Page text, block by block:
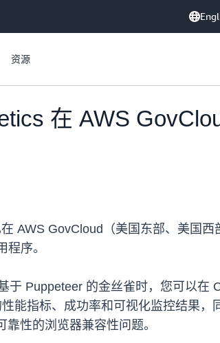
资源
在 AWS
AWS GovCloud（美国东部、美国
序。
Puppeteer 的金丝雀时，您可以在
能指标、成功率和可视化监控结果
性的浏览器兼容性问题。